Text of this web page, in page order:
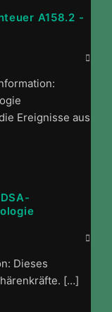
A158.2 -
Ereignisse aus
Dieses
[…]